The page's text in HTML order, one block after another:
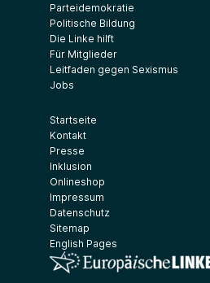
Parteidemokratie
Politische Bildung
Die Linke hilft
Für Mitglieder
Leitfaden gegen Sexismus
Jobs
Startseite
Kontakt
Presse
Inklusion
Onlineshop
Impressum
Datenschutz
Sitemap
English Pages